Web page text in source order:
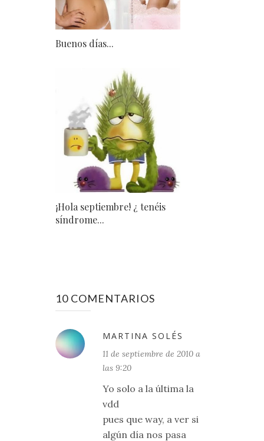
Buenos días...
¡Hola septiembre! ¿ tenéis
síndrome...
10 COMENTARIOS
MARTINA SOLÉS
11 de septiembre de 2010 a
las 9:20
Yo solo a la última la
vdd
pues que way, a ver si
algún día nos pasa